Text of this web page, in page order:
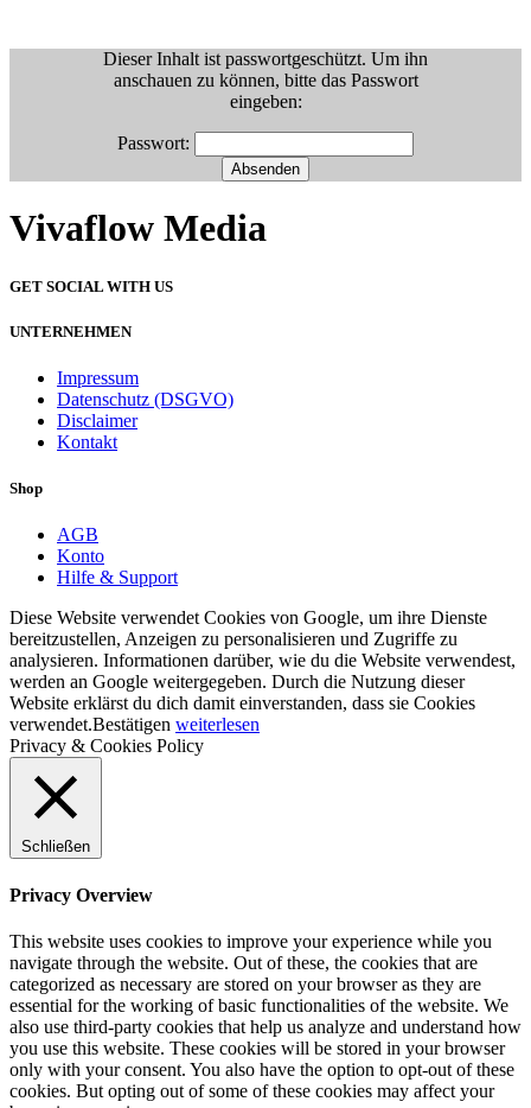
Dieser Inhalt ist passwortgeschützt. Um ihn
anschauen zu können, bitte das Passwort
eingeben:
Passwort:
Vivaflow Media
GET SOCIAL WITH US
UNTERNEHMEN
Impressum
Datenschutz (DSGVO)
Disclaimer
Kontakt
Shop
AGB
Konto
Hilfe & Support
Diese Website verwendet Cookies von Google, um ihre Dienste
bereitzustellen, Anzeigen zu personalisieren und Zugriffe zu
analysieren. Informationen darüber, wie du die Website verwendest,
werden an Google weitergegeben. Durch die Nutzung dieser
Website erklärst du dich damit einverstanden, dass sie Cookies
verwendet.Bestätigen weiterlesen
Privacy & Cookies Policy
Schließen
Privacy Overview
This website uses cookies to improve your experience while you
navigate through the website. Out of these, the cookies that are
categorized as necessary are stored on your browser as they are
essential for the working of basic functionalities of the website. We
also use third-party cookies that help us analyze and understand how
you use this website. These cookies will be stored in your browser
only with your consent. You also have the option to opt-out of these
cookies. But opting out of some of these cookies may affect your